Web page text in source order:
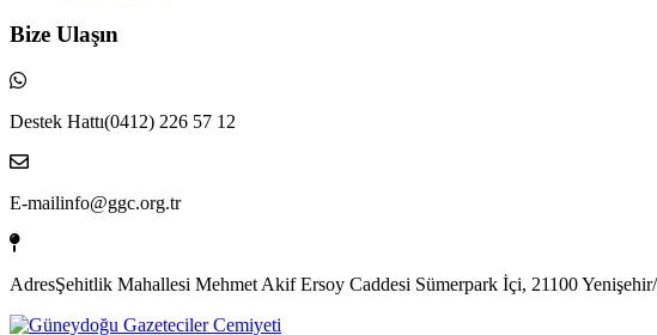
Bize Ulaşın
Destek Hattı(0412) 226 57 12
E-mailinfo@ggc.org.tr
AdresŞehitlik Mahallesi Mehmet Akif Ersoy Caddesi Sümerpark İçi, 21100